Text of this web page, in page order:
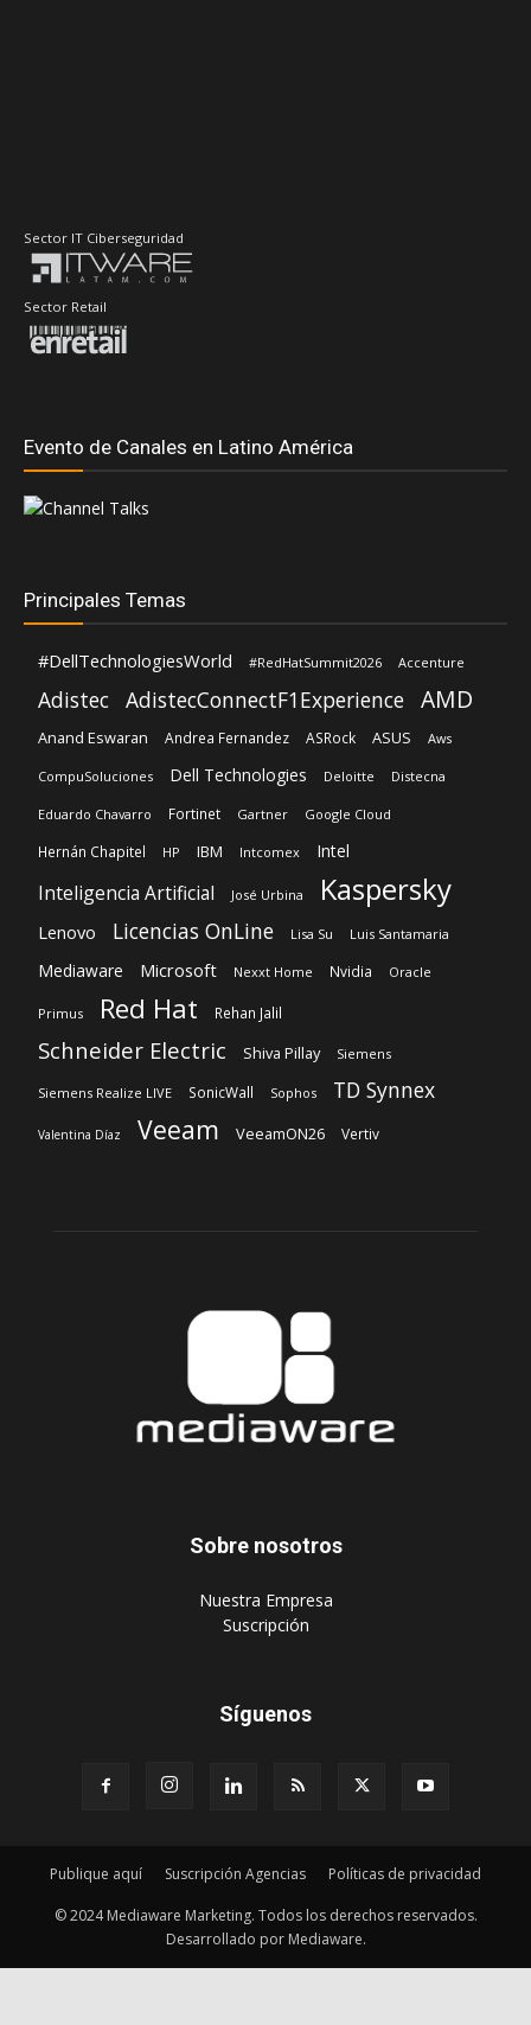
Sector IT Ciberseguridad
Sector Retail
Evento de Canales en Latino América
Principales Temas
#DellTechnologiesWorld #RedHatSummit2026 Accenture
Adistec AdistecConnectF1Experience AMD
Anand Eswaran Andrea Fernandez ASRock ASUS Aws
CompuSoluciones Dell Technologies Deloitte Distecna
Eduardo Chavarro Fortinet Gartner Google Cloud
Hernán Chapitel HP IBM Intcomex Intel
Inteligencia Artificial José Urbina Kaspersky
Lenovo Licencias OnLine Lisa Su Luis Santamaria
Mediaware Microsoft Nexxt Home Nvidia Oracle
Primus Red Hat Rehan Jalil
Schneider Electric Shiva Pillay Siemens
Siemens Realize LIVE SonicWall Sophos TD Synnex
Valentina Díaz Veeam VeeamON26 Vertiv
Sobre nosotros
‎Nuestra Empresa
‎Suscripción
Síguenos
Publique aquí Suscripción Agencias Políticas de privacidad
© 2024 Mediaware Marketing. Todos los derechos reservados.
Desarrollado por Mediaware.